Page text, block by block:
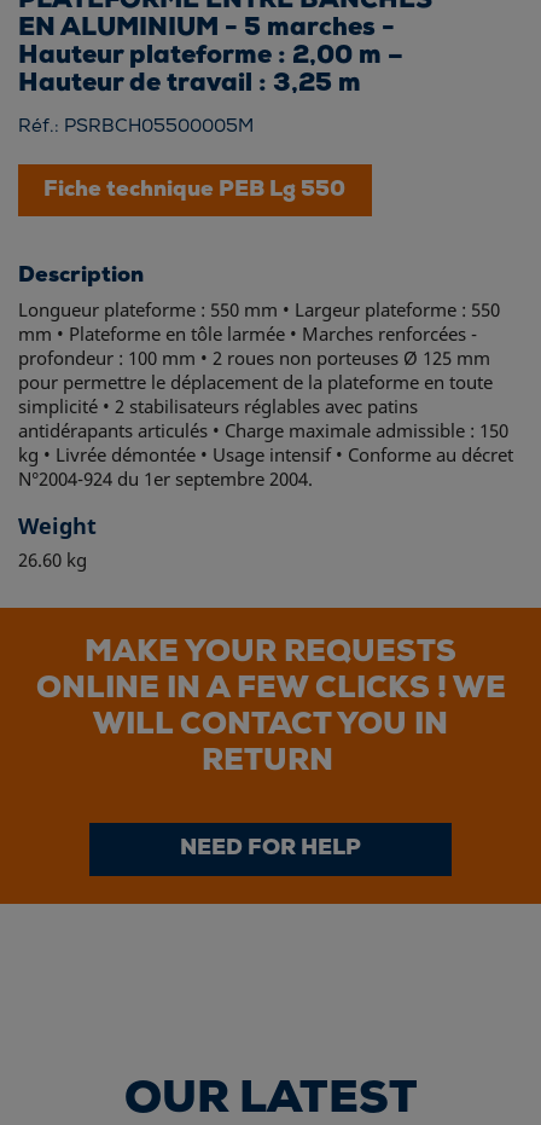
EN ALUMINIUM - 5 marches -
Hauteur plateforme : 2,00 m –
Hauteur de travail : 3,25 m
Réf.: PSRBCH05500005M
Fiche technique PEB Lg 550
Description
Longueur plateforme : 550 mm • Largeur plateforme : 550
mm • Plateforme en tôle larmée • Marches renforcées -
profondeur : 100 mm • 2 roues non porteuses Ø 125 mm
pour permettre le déplacement de la plateforme en toute
simplicité • 2 stabilisateurs réglables avec patins
antidérapants articulés • Charge maximale admissible : 150
kg • Livrée démontée • Usage intensif • Conforme au décret
N°2004-924 du 1er septembre 2004.
Weight
26.60 kg
MAKE YOUR REQUESTS
ONLINE IN A FEW CLICKS ! WE
WILL CONTACT YOU IN
RETURN
NEED FOR HELP
OUR LATEST